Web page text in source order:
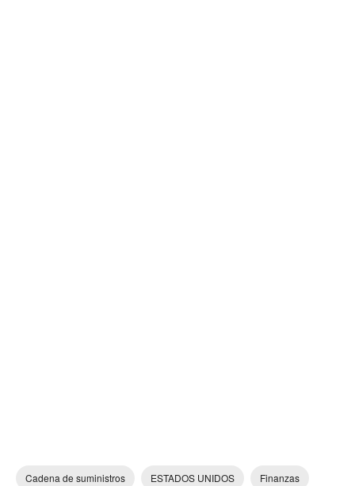
Cadena de suministros ESTADOS UNIDOS Finanzas